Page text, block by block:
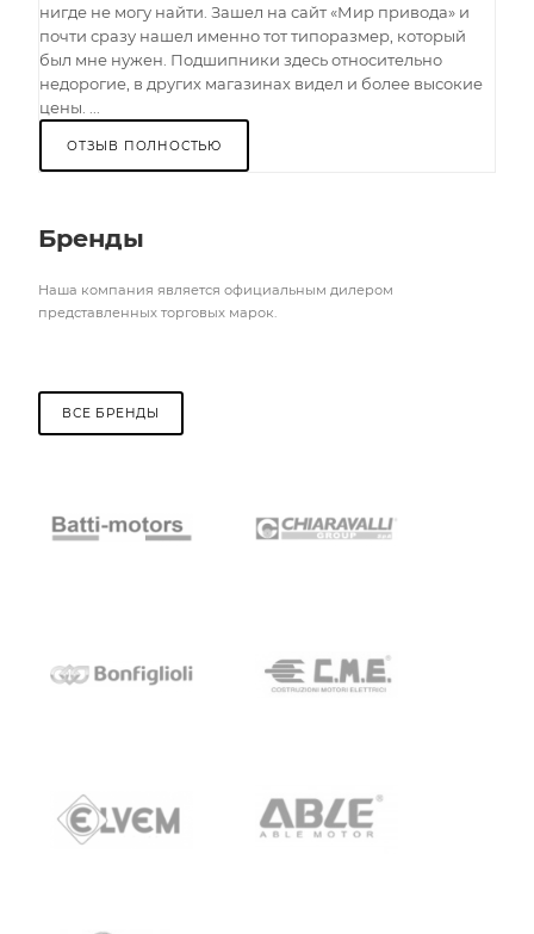
нигде не могу найти. Зашел на сайт «Мир привода» и
почти сразу нашел именно тот типоразмер, который
был мне нужен. Подшипники здесь относительно
недорогие, в других магазинах видел и более высокие
цены. ...
ОТЗЫВ ПОЛНОСТЬЮ
Бренды
Наша компания является официальным дилером
представленных торговых марок.
ВСЕ БРЕНДЫ